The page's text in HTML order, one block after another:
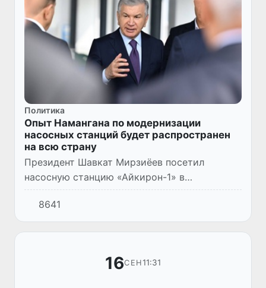
Политика
Опыт Намангана по модернизации
насосных станций будет распространен
на всю страну
Президент Шавкат Мирзиёев посетил
насосную станцию «Айкирон-1» в
Чартакском районе Наманганской области.
8641
16СЕН11:31